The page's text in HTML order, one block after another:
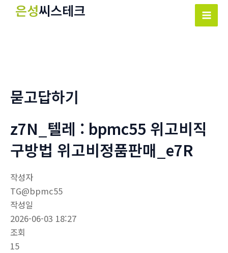
은성씨스테크
Main
묻고답하기
z7N_텔레 : bpmc55 위고비직
구방법 위고비정품판매_e7R
작성자
TG@bpmc55
작성일
2026-06-03 18:27
조회
15